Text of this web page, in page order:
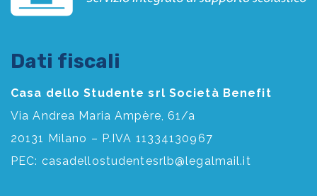
Dati fiscali
Casa dello Studente srl Società Benefit
Via Andrea Maria Ampère, 61/a
20131 Milano – P.IVA 11334130967
PEC: casadellostudentesrlb@legalmail.it